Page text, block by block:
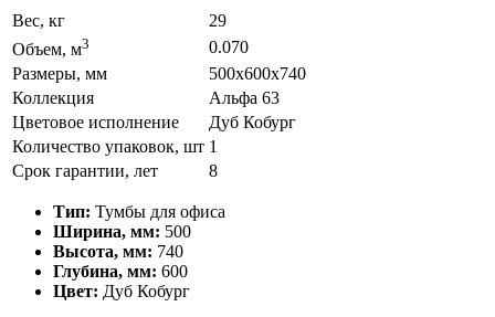
Вес, кг
29
Объем, м3
0.070
Размеры, мм
500х600х740
Коллекция
Альфа 63
Цветовое исполнение
Дуб Кобург
Количество упаковок, шт 1
Срок гарантии, лет
8
Тип: Тумбы для офиса
Ширина, мм: 500
Высота, мм: 740
Глубина, мм: 600
Цвет: Дуб Кобург